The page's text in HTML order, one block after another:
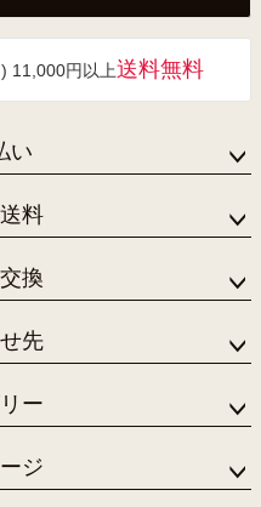
へ
11,000円以上送料無料
い
料
換
先
ー
ジ